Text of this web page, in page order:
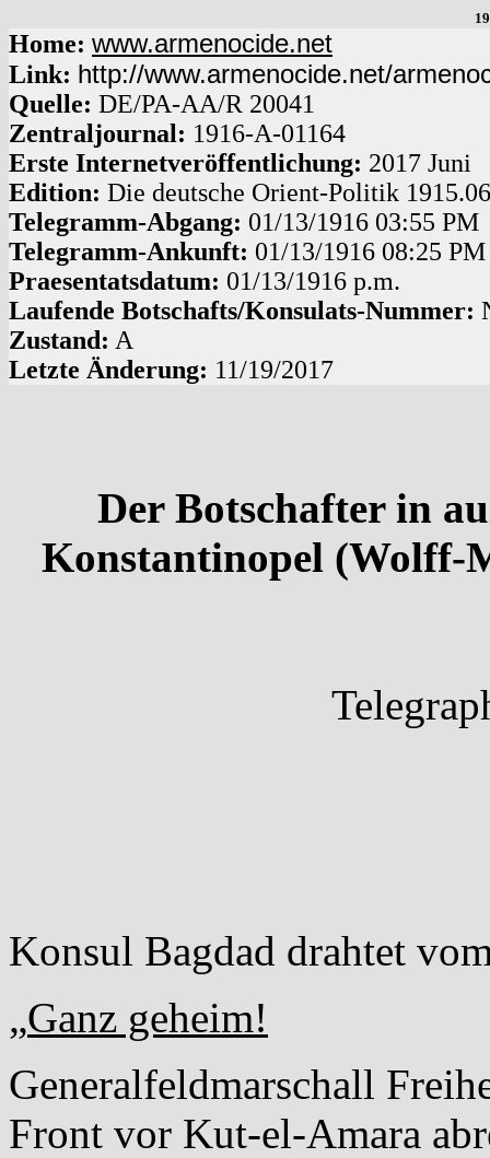
Home: www.armenocide.net
Link: http://www.armenocide.net/
Quelle: DE/PA-AA/R 20041
Zentraljournal: 1916-A-01164
Erste Internetveröffentlichung: 2017 Juni
Edition: Die deutsche Orient-Politik
Telegramm-Abgang: 01/13/1916 03:55 PM
Telegramm-Ankunft: 01/13/1916 08:25 PM
Praesentatsdatum: 01/13/1916 p.m.
Laufende Botschafts/Konsulats-Nummer:
Zustand: A
Letzte Änderung: 11/19/2017
Der Botschafter in
Konstantinopel (Wolff-
Konsul Bagdad drahtet
„Ganz geheim!
Generalfeldmarschall
Front vor Kut-el-Amara